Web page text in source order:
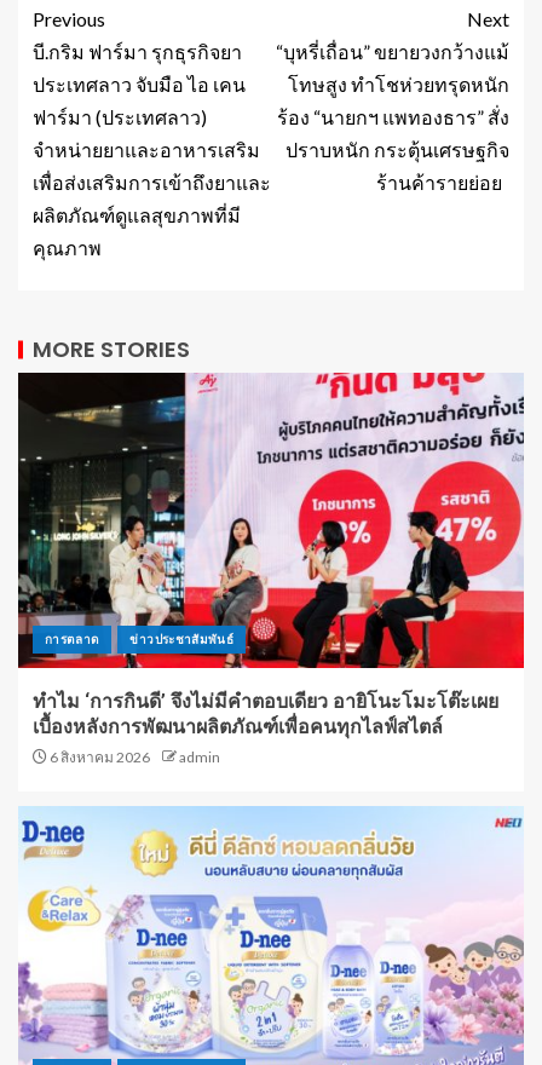
Previous
บี.กริม ฟาร์มา รุกธุรกิจยา
ประเทศลาว จับมือ ไอ เคน
ฟาร์มา (ประเทศลาว)
จำหน่ายยาและอาหารเสริม
เพื่อส่งเสริมการเข้าถึงยาและ
ผลิตภัณฑ์ดูแลสุขภาพที่มี
คุณภาพ
Next
“บุหรี่เถื่อน” ขยายวงกว้างแม้
โทษสูง ทำโชห่วยทรุดหนัก
ร้อง “นายกฯ แพทองธาร” สั่ง
ปราบหนัก กระตุ้นเศรษฐกิจ
ร้านค้ารายย่อย
MORE STORIES
การตลาด ข่าวประชาสัมพันธ์
ทำไม ‘การกินดี’ จึงไม่มีคำตอบเดียว อายิโนะโมะโต๊ะเผย
เบื้องหลังการพัฒนาผลิตภัณฑ์เพื่อคนทุกไลฟ์สไตล์
6 สิงหาคม 2026 admin